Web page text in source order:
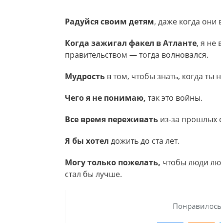
Радуйся своим детям, даже когда они
Когда зажигал факел в Атланте, я не
правительством — тогда волновался.
Мудрость в том, чтобы знать, когда
Чего я не понимаю, так это войны.
Все время переживать из-за прошлых
Я бы хотел дожить до ста лет.
Могу только пожелать, чтобы люди
стал бы лучше.